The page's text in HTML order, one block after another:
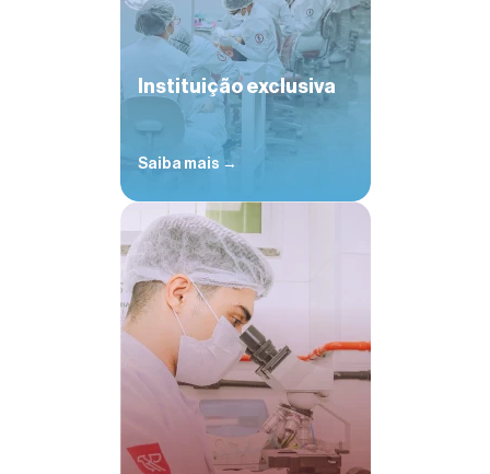
Instituição exclusiva
Saiba mais →